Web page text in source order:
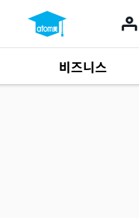
비즈니스
사업 자료165